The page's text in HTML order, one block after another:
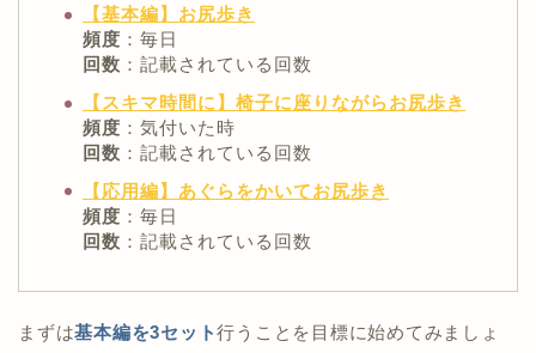
【基本編】お尻歩き
頻度 ：毎日
回数 ：記載されている回数
【スキマ時間に】椅子に座りながらお尻歩き
頻度 ：気付いた時
回数 ：記載されている回数
【応用編】あぐらをかいてお尻歩き
頻度 ：毎日
回数 ：記載されている回数
まずは基本編を3セット行うことを目標に始めてみましょ